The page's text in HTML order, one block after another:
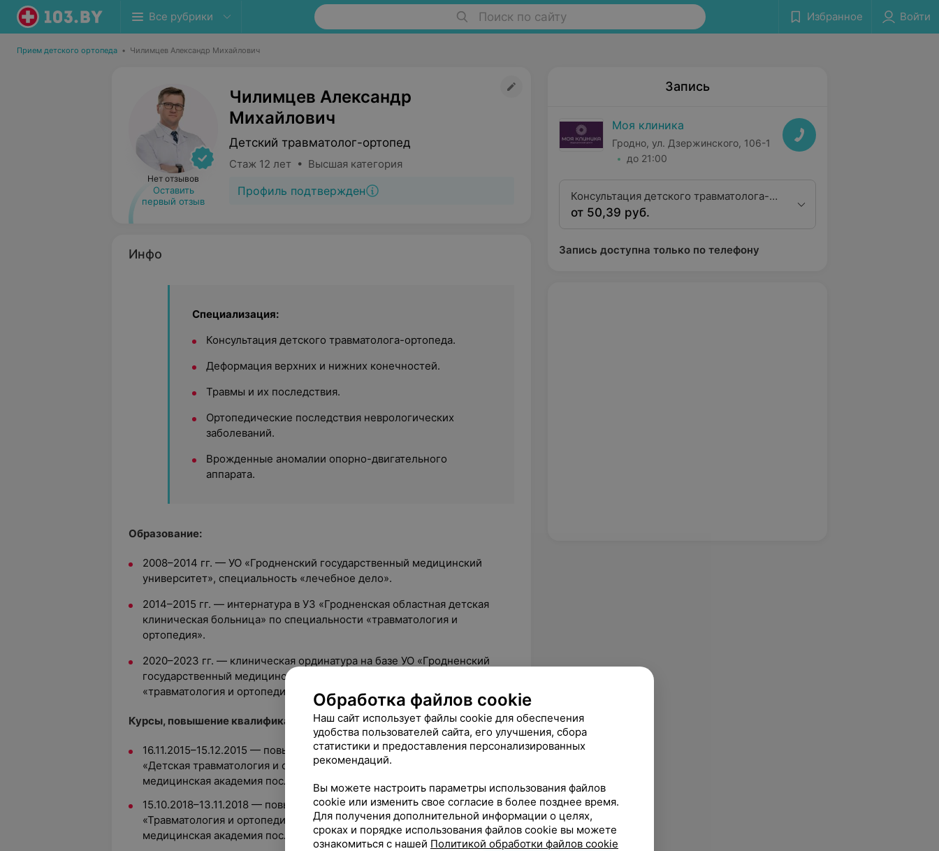
Все рубрики Поиск по сайту Избранное Войти
Прием детского ортопеда • Чилимцев Александр Михайлович
Нет отзывов
Оставить
первый отзыв
Чилимцев Александр
Михайлович
Детский травматолог-ортопед
Стаж 12 лет • Высшая категория
Профиль подтвержден
Инфо
Специализация:
Консультация детского травматолога-ортопеда.
Деформация верхних и нижних конечностей.
Травмы и их последствия.
Ортопедические последствия неврологических
заболеваний.
Врожденные аномалии опорно-двигательного
аппарата.
Образование:
2008–2014 гг. — УО «Гродненский государственный медицинский
университет», специальность «лечебное дело».
2014–2015 гг. — интернатура в УЗ «Гродненская областная детская
клиническая больница» по специальности «травматология и
ортопедия».
2020–2023 гг. — клиническая ординатура на базе УО «Гродненский
государственный медицинский университет» по специальности
«травматология и ортопедия».
Курсы, повышение квалификации, семинары:
16.11.2015–15.12.2015 — повышение квалификации по программе
«Детская травматология и ортопедия» в ГУО «Белорусская
медицинская академия последипломного образования».
15.10.2018–13.11.2018 — повышение квалификации по программе
«Травматология и ортопедия пожилого возраста» в ГУО «Белорусская
медицинская академия последипломного образования».
Запись
Моя клиника
Гродно, ул. Дзержинского, 106-1
до 21:00
Консультация детского травматолога-
ортопеда высшей квалификационной
от 50,39 руб.
Запись доступна только по телефону
Обработка файлов cookie
Наш сайт использует файлы cookie для обеспечения
удобства пользователей сайта, его улучшения, сбора
статистики и предоставления персонализированных
рекомендаций.
Вы можете настроить параметры использования файлов
cookie или изменить свое согласие в более позднее время.
Для получения дополнительной информации о целях,
сроках и порядке использования файлов cookie вы можете
ознакомиться с нашей Политикой обработки файлов cookie